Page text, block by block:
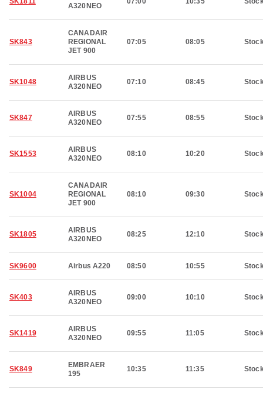
A320NEO
SK843
CANADAIR
REGIONAL
JET 900
07:05 08:05
SK1048
AIRBUS
A320NEO
07:10 08:45
SK847
AIRBUS
A320NEO
07:55 08:55
SK1553
AIRBUS
A320NEO
08:10 10:20
SK1004
CANADAIR
REGIONAL
JET 900
08:10 09:30
SK1805
AIRBUS
A320NEO
08:25 12:10
SK9600 Airbus A220 08:50 10:55
SK403
AIRBUS
A320NEO
09:00 10:10
SK1419
AIRBUS
A320NEO
09:55 11:05
SK849
EMBRAER
195
10:35 11:35